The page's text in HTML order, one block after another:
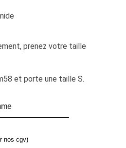
prenez votre taille
et porte une taille S.
nos cgv)